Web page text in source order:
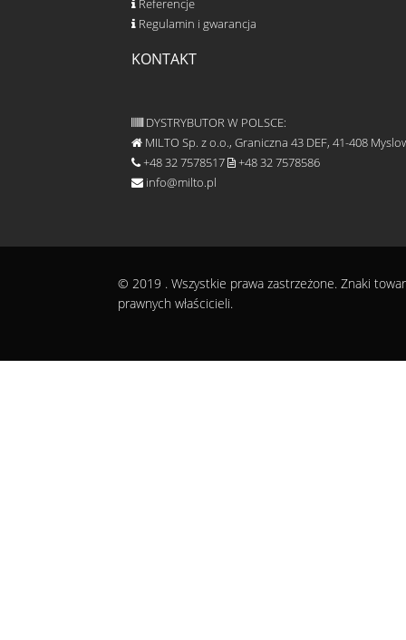
Referencje
Regulamin i gwarancja
KONTAKT
DYSTRYBUTOR W POLSCE:
MILTO Sp. z o.o., Graniczna 43 DEF, 41-408
+48 32 7578517
+48 32 7578586
info@milto.pl
© 2019 . Wszystkie prawa zastrzeżone. Znaki
prawnych właścicieli.